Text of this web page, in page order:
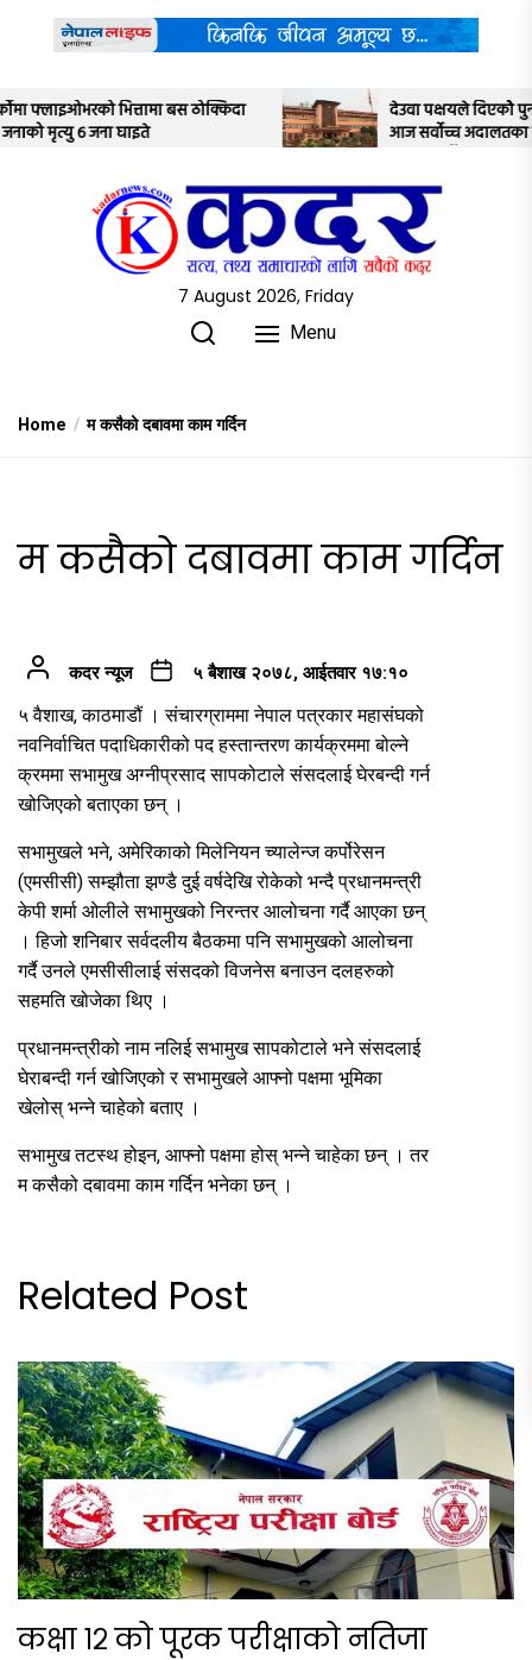
content
देउवा पक्षयले दिएकोे पुनरावलोकन निवेदनमाथि
आज सर्वोच्च अदालतका तीन न्यायाधीशले
7 August 2026, Friday
Menu
Home म कसैको दबावमा काम गर्दिन
म कसैको दबावमा काम गर्दिन
कदर न्यूज ५ बैशाख २०७८, आईतवार १७:१०
५ वैशाख, काठमाडौं । संचारग्राममा नेपाल पत्रकार महासंघको
नवनिर्वाचित पदाधिकारीको पद हस्तान्तरण कार्यक्रममा बोल्ने
क्रममा सभामुख अग्नीप्रसाद सापकोटाले संसदलाई घेरबन्दी गर्न
खोजिएको बताएका छन् ।
सभामुखले भने, अमेरिकाको मिलेनियन च्यालेन्ज कर्पोरेसन
(एमसीसी) सम्झौता झण्डै दुई वर्षदेखि रोकेको भन्दै प्रधानमन्त्री
केपी शर्मा ओलीले सभामुखको निरन्तर आलोचना गर्दै आएका छन्
। हिजो शनिबार सर्वदलीय बैठकमा पनि सभामुखको आलोचना
गर्दै उनले एमसीसीलाई संसदको विजनेस बनाउन दलहरुको
सहमति खोजेका थिए ।
प्रधानमन्त्रीको नाम नलिई सभामुख सापकोटाले भने संसदलाई
घेराबन्दी गर्न खोजिएको र सभामुखले आफ्नो पक्षमा भूमिका
खेलोस् भन्ने चाहेको बताए ।
सभामुख तटस्थ होइन, आफ्नो पक्षमा होस् भन्ने चाहेका छन् । तर
म कसैको दबावमा काम गर्दिन भनेका छन् ।
Related Post
कक्षा १२ को पूरक परीक्षाको नतिजा